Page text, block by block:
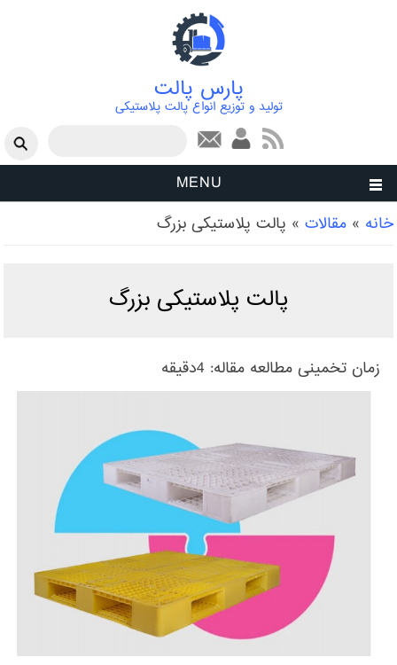
پارس پالت
تولید و توزیع انواع پالت پلاستیکی
فرم جستجو
MENU
شما اینجا هستید
خانه » مقالات » پالت پلاستیکی بزرگ
پالت پلاستیکی بزرگ
زمان تخمینی مطالعه مقاله: 4دقیقه